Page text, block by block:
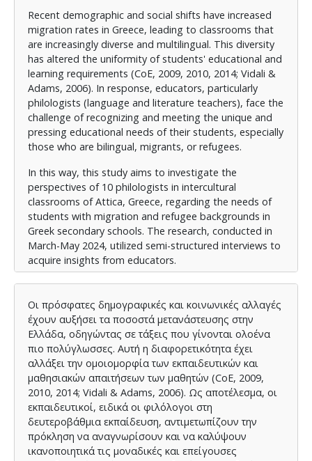
Recent demographic and social shifts have increased
migration rates in Greece, leading to classrooms that
are increasingly diverse and multilingual. This diversity
has altered the uniformity of students' educational and
learning requirements (CoE, 2009, 2010, 2014; Vidali &
Adams, 2006). In response, educators, particularly
philologists (language and literature teachers), face the
challenge of recognizing and meeting the unique and
pressing educational needs of their students, especially
those who are bilingual, migrants, or refugees.
In this way, this study aims to investigate the
perspectives of 10 philologists in intercultural
classrooms of Attica, Greece, regarding the needs of
students with migration and refugee backgrounds in
Greek secondary schools. The research, conducted in
March-May 2024, utilized semi-structured interviews to
acquire insights from educators.
The theoretical framework guiding the determination
of needs in refugee-migrant student populations is
illuminated through a literature review. The analysis
encompasses the theoretical foundations, approaches,
and methods for assessing the needs of students
(West, 1994; Cummins, 2001; Goodwin, 2002; Long,
2005; Noddings, 2005; Widodo, 2017). The findings of
the study, as briefly described above, attempt to
address three key research questions: a) educators’
perspectives on the educational and learning needs of
refugee/migrant students, b) the approaches and
strategies educators use to identify such needs, and c)
Οι πρόσφατες δημογραφικές και κοινωνικές αλλαγές
έχουν αυξήσει τα ποσοστά μετανάστευσης στην
Ελλάδα, οδηγώντας σε τάξεις που γίνονται ολοένα
πιο πολύγλωσσες. Αυτή η διαφορετικότητα έχει
αλλάξει την ομοιομορφία των εκπαιδευτικών και
μαθησιακών απαιτήσεων των μαθητών (CoE, 2009,
2010, 2014; Vidali & Adams, 2006). Ως αποτέλεσμα, οι
εκπαιδευτικοί, ειδικά οι φιλόλογοι στη
δευτεροβάθμια εκπαίδευση, αντιμετωπίζουν την
πρόκληση να αναγνωρίσουν και να καλύψουν
ικανοποιητικά τις μοναδικές και επείγουσες